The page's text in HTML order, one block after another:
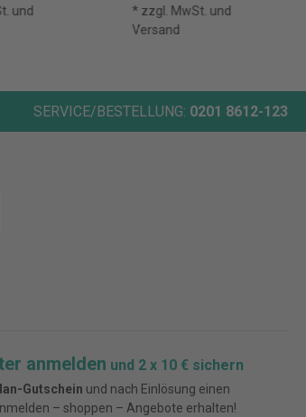
und
* zzgl. MwSt. und
Versand
SERVICE/BESTELLUNG: 0201 8612-123
anmelden und 2 x 10 € sichern
Gutschein und nach Einlösung einen
– shoppen – Angebote erhalten!